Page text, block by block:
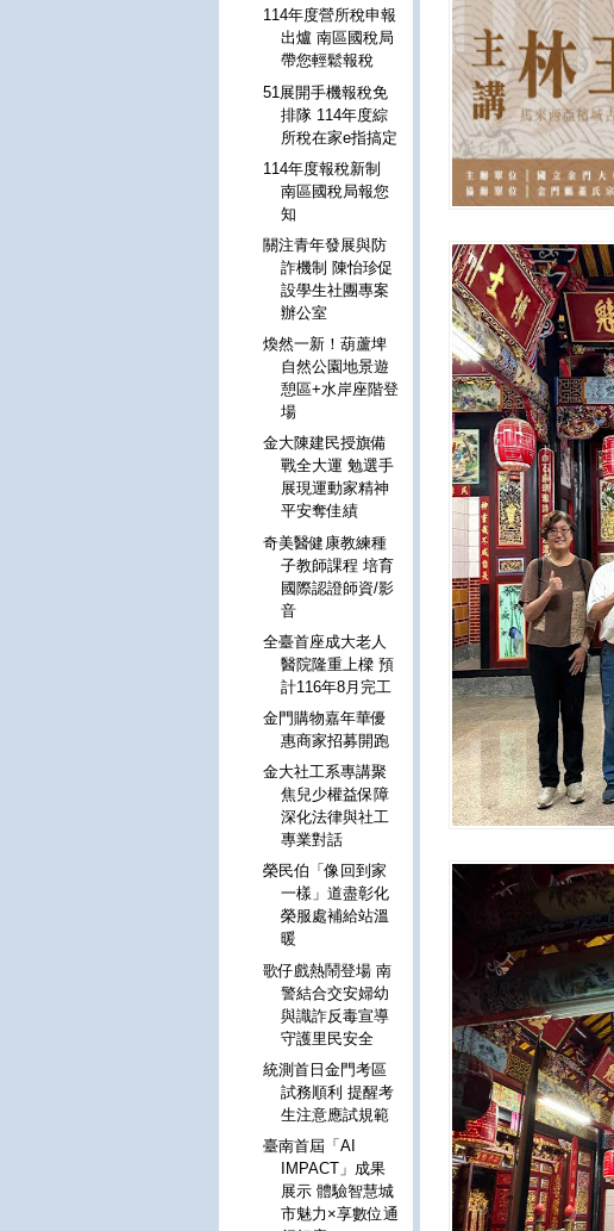
114年度營所稅申報
出爐 南區國稅局
帶您輕鬆報稅
51展開手機報稅免
排隊 114年度綜
所稅在家e指搞定
114年度報稅新制
南區國稅局報您
知
關注青年發展與防
詐機制 陳怡珍促
設學生社團專案
辦公室
煥然一新！葫蘆埤
自然公園地景遊
憩區+水岸座階登
場
金大陳建民授旗備
戰全大運 勉選手
展現運動家精神
平安奪佳績
奇美醫健康教練種
子教師課程 培育
國際認證師資/影
音
全臺首座成大老人
醫院隆重上樑 預
計116年8月完工
金門購物嘉年華優
惠商家招募開跑
金大社工系專講聚
焦兒少權益保障
深化法律與社工
專業對話
榮民伯「像回到家
一樣」道盡彰化
榮服處補給站溫
暖
歌仔戲熱鬧登場 南
警結合交安婦幼
與識詐反毒宣導
守護里民安全
統測首日金門考區
試務順利 提醒考
生注意應試規範
臺南首屆「AI
IMPACT」成果
展示 體驗智慧城
市魅力×享數位通